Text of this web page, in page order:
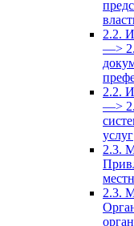
2.2.
—>
2.2.
—>
услуг
2.3.
2.3.